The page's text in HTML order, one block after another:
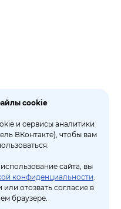
cookie
и сервисы аналитики
ВКонтакте), чтобы вам
сайта, вы
конфиденциальности.
отозвать согласие в
браузере.